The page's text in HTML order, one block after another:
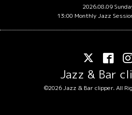
2026.08.09
13:00 Monthly Jazz
Jazz & Bar
©2026Jazz & Bar clipper. All